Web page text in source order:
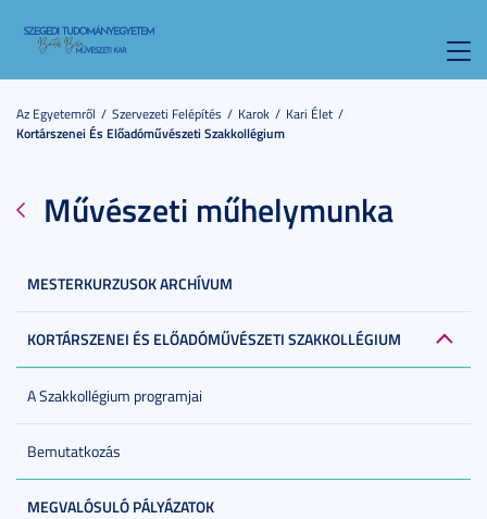
Az Egyetemről Szervezeti Felépítés Karok
Kari Élet
Kortárszenei És Előadóművészeti Szakkollégium
Művészeti műhelymunka
MESTERKURZUSOK ARCHÍVUM
KORTÁRSZENEI ÉS ELŐADÓMŰVÉSZETI SZAKKOLLÉGIUM
A Szakkollégium programjai
Bemutatkozás
MEGVALÓSULÓ PÁLYÁZATOK